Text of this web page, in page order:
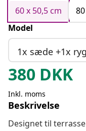
60 x 50,5 cm
Model
1x sæde +1x
380 DKK
Inkl. moms
Beskrivelse
Designet til